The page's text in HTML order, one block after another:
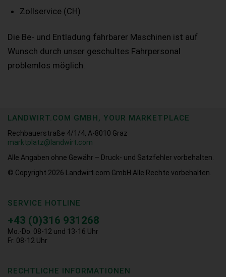
Zollservice (CH)
Die Be- und Entladung fahrbarer Maschinen ist auf
Wunsch durch unser geschultes Fahrpersonal
problemlos möglich.
LANDWIRT.COM GMBH, YOUR MARKETPLACE
Rechbauerstraße 4/1/4, A-8010 Graz
marktplatz@landwirt.com
Alle Angaben ohne Gewähr – Druck- und Satzfehler vorbehalten.
© Copyright 2026
Landwirt.com GmbH Alle Rechte vorbehalten.
SERVICE HOTLINE
+43 (0)316 931268
Mo.-Do. 08-12 und 13-16 Uhr
Fr. 08-12 Uhr
RECHTLICHE INFORMATIONEN